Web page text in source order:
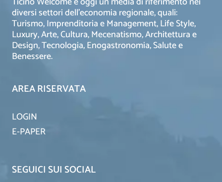
diversi settori dell’economia regionale, quali:
Turismo, Imprenditoria e Management, Life Style,
Luxury, Arte, Cultura, Mecenatismo, Architettura e
Design, Tecnologia, Enogastronomia, Salute e
Benessere.
AREA RISERVATA
LOGIN
E-PAPER
SEGUICI SUI SOCIAL